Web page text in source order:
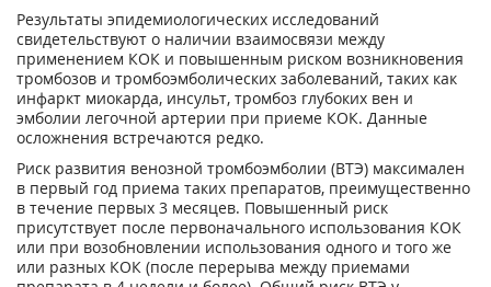
Результаты эпидемиологических исследований
свидетельствуют о наличии взаимосвязи между
применением КОК и повышенным риском возникновения
тромбозов и тромбоэмболических заболеваний, таких как
инфаркт миокарда, инсульт, тромбоз глубоких вен и
эмболии легочной артерии при приеме КОК. Данные
осложнения встречаются редко.
Риск развития венозной тромбоэмболии (ВТЭ) максимален
в первый год приема таких препаратов, преимущественно
в течение первых 3 месяцев. Повышенный риск
присутствует после первоначального использования КОК
или при возобновлении использования одного и того же
или разных КОК (после перерыва между приемами